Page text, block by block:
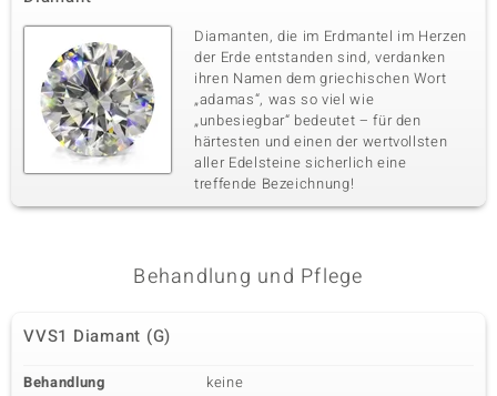
Edelsteinvarietät
VVS1 Diamant (G) 11 à 1,4 mm
Karatgewicht Summe
0,104 ct
Schliff
Runder Brillantschliff
Fassung
Pavéfassung
Herkunft
Afrika
Karatgewicht Summe Schliff
Runder Brillantschliff
Pavéfassung
Diamanten, die im Erdmantel im Herzen
der Erde entstanden sind, verdanken
ihren Namen dem griechischen Wort
„adamas“, was so viel wie
„unbesiegbar“ bedeutet – für den
härtesten und einen der wertvollsten
aller Edelsteine sicherlich eine
treffende Bezeichnung!
Behandlung und Pflege
VVS1 Diamant (G)
Behandlung
keine